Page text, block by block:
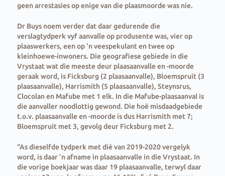
geen arrestasies op enige van die plaasmoorde was nie.
Dr Buys noem verder dat daar gedurende die
verslagtydperk vyf aanvalle op produsente was, vier op
plaaswerkers, een op 'n veespekulant en twee op
kleinhoewe-inwoners. Die geografiese gebiede in die
Vrystaat wat die meeste deur plaasaanvalle en -moorde
geraak word, is Ficksburg (2 plaasaanvalle), Bloemspruit (3
plaasaanvalle), Harrismith (5 plaasaanvalle), Steynsrus,
Clocolan en Mafube met 1 elk. In die Mafube-plaasaanval is
die aanvaller noodlottig gewond. Die hoë misdaadgebiede
t.o.v. plaasaanvalle en -moorde is dus Harrismith met 7;
Bloemspruit met 3, gevolg deur Ficksburg met 2.
“As dieselfde tydperk met dié van 2019-2020 vergelyk
word, is daar ’n afname in plaasaanvalle in die Vrystaat. In
die vorige boekjaar was daar 19 plaasaanvalle, terwyl daar